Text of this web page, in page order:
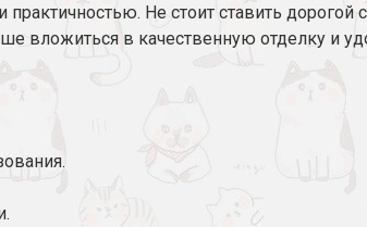
Не стоит ставить
вложиться в качественную отделку и